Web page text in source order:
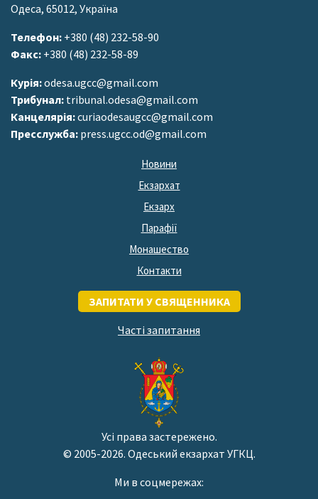
Одеса, 65012, Україна
Телефон: +380 (48) 232-58-90
Факс: +380 (48) 232-58-89
Курія:odesa.ugcc@gmail.com
Трибунал: tribunal.odesa@gmail.com
Канцелярія:curiaodesaugcc@gmail.com
Пресслужба: press.ugcc.od@gmail.com
Новини
Екзархат
Екзарх
Парафії
Монашество
Контакти
ЗАПИТАТИ У СВЯЩЕННИКА
Часті запитання
Усі права застережено.
© 2005-2026. Одеський екзархат УГКЦ.
Ми в соцмережах: